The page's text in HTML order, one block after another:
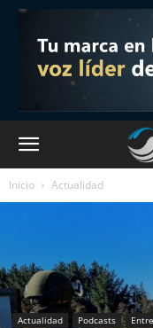
Inicio Actualidad
Actualidad Podcasts